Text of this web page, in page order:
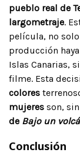
pueblo real de
largometraje.
película, no
producción
Islas Canarias,
filme. Esta
colores
mujeres son,
de Bajo un
Conclusión